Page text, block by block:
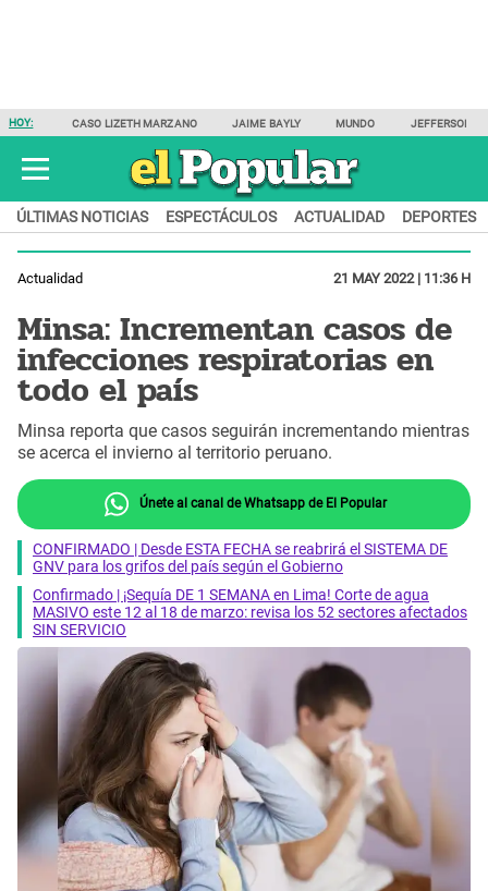
HOY: CASO LIZETH MARZANO JAIME BAYLY MUNDO JEFFERSON
ÚLTIMAS NOTICIAS ESPECTÁCULOS ACTUALIDAD DEPORTES
Actualidad 21 MAY 2022 | 11:36 H
Minsa: Incrementan casos de
infecciones respiratorias en
todo el país
Minsa reporta que casos seguirán incrementando mientras
se acerca el invierno al territorio peruano.
Únete al canal de Whatsapp de El Popular
CONFIRMADO | Desde ESTA FECHA se reabrirá el SISTEMA DE
GNV para los grifos del país según el Gobierno
Confirmado | ¡Sequía DE 1 SEMANA en Lima! Corte de agua
MASIVO este 12 al 18 de marzo: revisa los 52 sectores afectados
SIN SERVICIO